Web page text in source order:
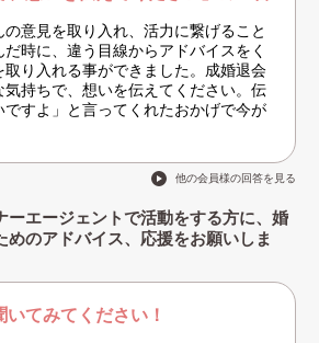
意見を取り入れ、活力に繋げること
時に、違う目線からアドバイスをく
取り入れる事ができました。成婚退会
持ちで、想いを伝えてください。伝
ですよ」と言ってくれたおかげで今が
他の会員様の回答を見る
ーエージェントで活動をする方に、婚
めのアドバイス、応援をお願いしま
いてみてください！